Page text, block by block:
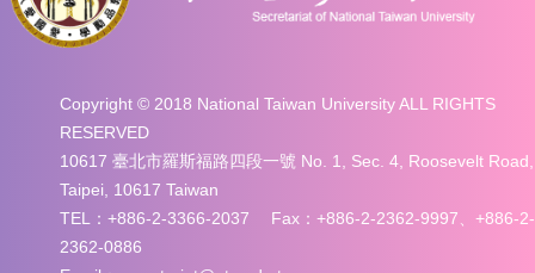
Copyright © 2018 National Taiwan University ALL RIGHTS
RESERVED
10617 臺北市羅斯福路四段一號 No. 1, Sec. 4, Roosevelt Road,
Taipei, 10617 Taiwan
TEL：+886-2-3366-2037 Fax：+886-2-2362-9997、+886-2-
2362-0886